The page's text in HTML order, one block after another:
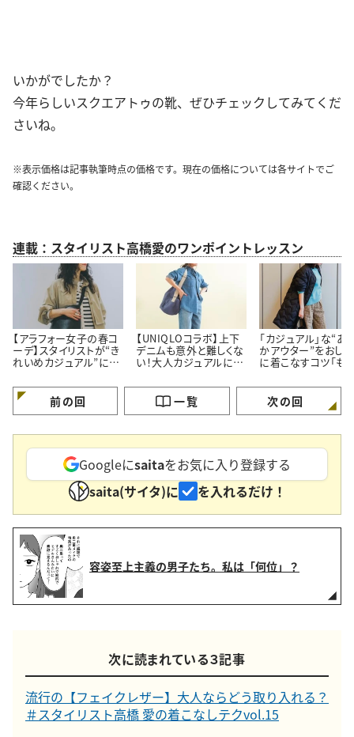
いかがでしたか？
今年らしいスクエアトゥの靴、ぜひチェックしてみてくだ
さいね。
※表示価格は記事執筆時点の価格です。現在の価格については各サイトでご
確認ください。
連載：スタイリスト高橋愛のワンポイントレッスン
【アラフォー女子の春コ
ーデ】スタイリストが“き
れいめカジュアル”に欠
紹介
【UNIQLOコラボ】上下
デニムも意外と難しくな
い！大人カジュアルに着
術」
「カジュアル」な“あ
かアウター”をおし
に着こなすコツ「も
前の回 一覧 次の回
Googleにsaitaをお気に入り登録する
saita(サイタ)に
を入れるだけ！
容姿至上主義の男子たち。私は「何位」？
次に読まれている３記事
流行の【フェイクレザー】大人ならどう取り入れる？
＃スタイリスト高橋 愛の着こなしテクvol.15